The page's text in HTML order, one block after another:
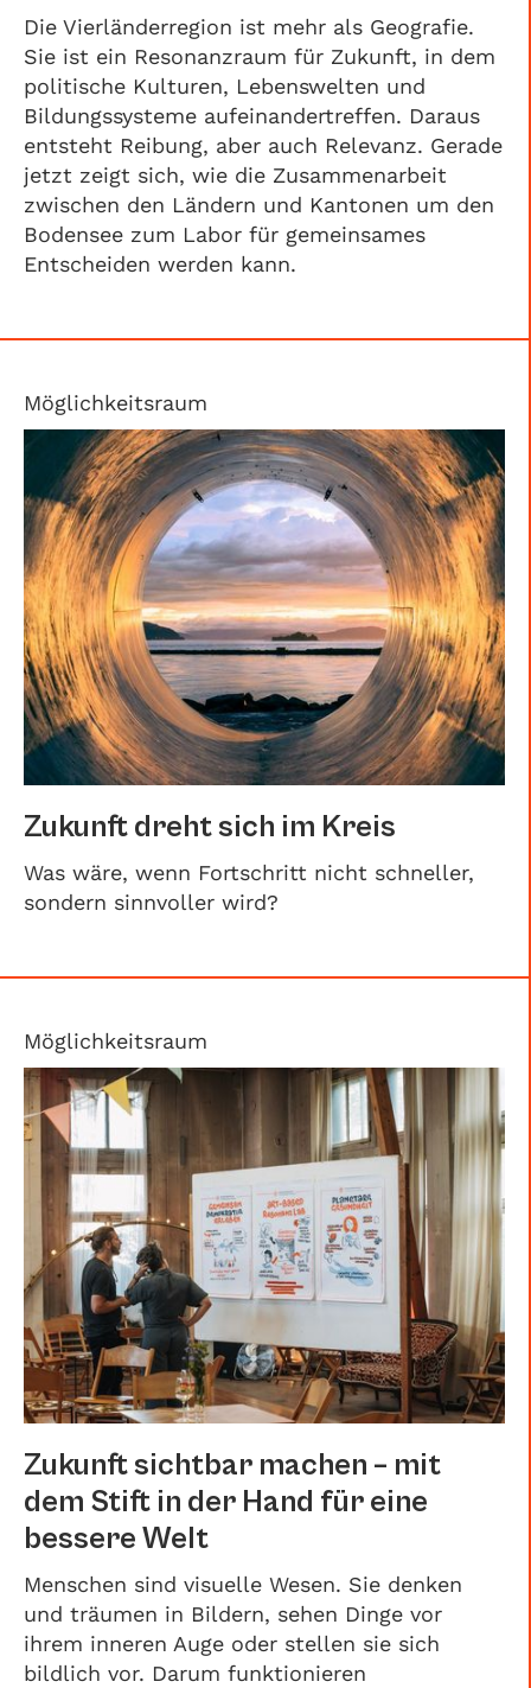
Die Vierländerregion ist mehr als Geografie.
Sie ist ein Resonanzraum für Zukunft, in dem
politische Kulturen, Lebenswelten und
Bildungssysteme aufeinandertreffen. Daraus
entsteht Reibung, aber auch Relevanz. Gerade
jetzt zeigt sich, wie die Zusammenarbeit
zwischen den Ländern und Kantonen um den
Bodensee zum Labor für gemeinsames
Entscheiden werden kann.
Möglichkeitsraum
Zukunft dreht sich im Kreis
Was wäre, wenn Fortschritt nicht schneller,
sondern sinnvoller wird?
Möglichkeitsraum
Zukunft sichtbar machen – mit
dem Stift in der Hand für eine
bessere Welt
Menschen sind visuelle Wesen. Sie denken
und träumen in Bildern, sehen Dinge vor
ihrem inneren Auge oder stellen sie sich
bildlich vor. Darum funktionieren